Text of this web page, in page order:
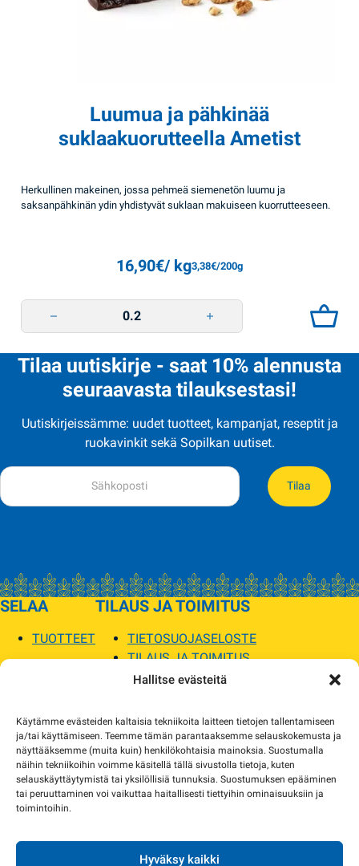
Hallitse evästeitä
Käytämme evästeiden kaltaisia tekniikoita laitteen tietojen tallentamiseen
ja/tai käyttämiseen. Teemme tämän parantaaksemme selauskokemusta ja
näyttääksemme (muita kuin) henkilökohtaisia mainoksia. Suostumalla
näihin tekniikoihin voimme käsitellä tällä sivustolla tietoja, kuten
selauskäyttäytymistä tai yksilöllisiä tunnuksia. Suostumuksen epääminen
tai peruuttaminen voi vaikuttaa haitallisesti tiettyihin ominaisuuksiin ja
toimintoihin.
Hyväksy kaikki
Luumua ja pähkinää
suklaakuorutteella Ametist
Herkullinen makeinen, jossa pehmeä siemenetön luumu ja
saksanpähkinän ydin yhdistyvät suklaan makuiseen kuorrutteeseen.
16,90€/ kg3,38€/200g
Luumua ja pähkinää suklaakuorutteella Ametist quantity
Tilaa uutiskirje - saat 10% alennusta
seuraavasta tilauksestasi!
Uutiskirjeissämme: uudet tuotteet, kampanjat, reseptit ja
ruokavinkit sekä Sopilkan uutiset.
Tilaa
SELAA
TUOTTEET
TILAUS JA TOIMITUS
TIETOSUOJASELOSTE
TILAUS JA TOIMITUS
TOIMITUSEHDOT
MYYMÄLÄT JA YHTEYSTIEDOT
USEIN KYSYTYT
AJANKOHTAISTA
yhteyttä ja sovimme korvaavista tuotteista.